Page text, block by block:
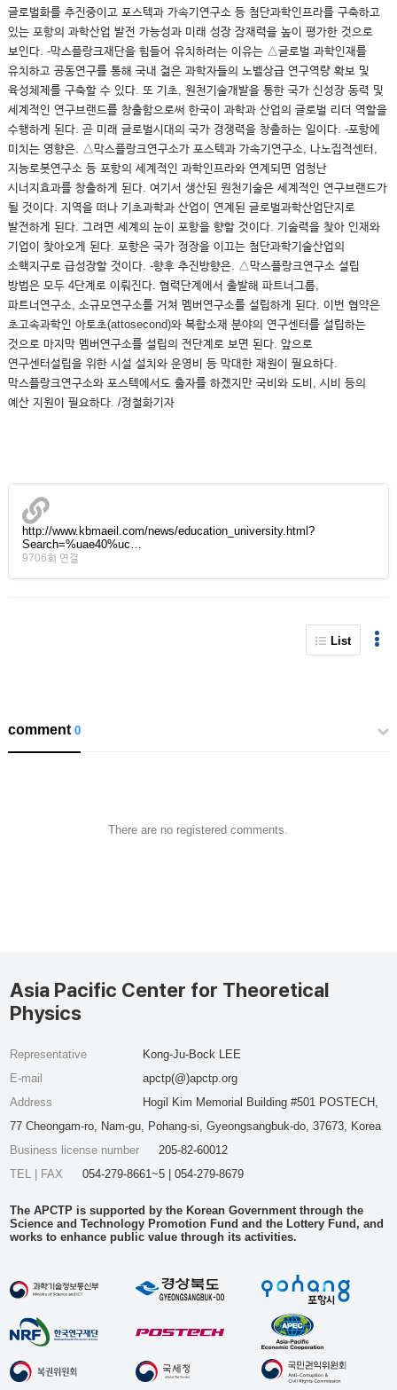
글로벌화를 추진중이고 포스텍과 가속기연구소 등 첨단과학인프라를 구축하고
있는 포항의 과학산업 발전 가능성과 미래 성장 잠재력을 높이 평가한 것으로
보인다. -막스플랑크재단을 힘들어 유치하려는 이유는 △글로벌 과학인재를
유치하고 공동연구를 통해 국내 젊은 과학자들의 노벨상급 연구역량 확보 및
육성체제를 구축할 수 있다. 또 기초, 원천기술개발을 통한 국가 신성장 동력 및
세계적인 연구브랜드를 창출함으로써 한국이 과학과 산업의 글로벌 리더 역할을
수행하게 된다. 곧 미래 글로벌시대의 국가 경쟁력을 창출하는 일이다. -포항에
미치는 영향은. △막스플랑크연구소가 포스텍과 가속기연구소, 나노집적센터,
지능로봇연구소 등 포항의 세계적인 과학인프라와 연계되면 엄청난
시너지효과를 창출하게 된다. 여기서 생산된 원천기술은 세계적인 연구브랜드가
될 것이다. 지역을 떠나 기초과학과 산업이 연계된 글로벌과학산업단지로
발전하게 된다. 그려면 세계의 눈이 포항을 향할 것이다. 기술력을 찾아 인재와
기업이 찾아오게 된다. 포항은 국가 정장을 이끄는 첨단과학기술산업의
소핵지구로 급성장할 것이다. -향후 추진방향은. △막스플랑크연구소 설립
방법은 모두 4단계로 이뤄진다. 협력단계에서 출발해 파트너그룹,
파트너연구소, 소규모연구소를 거쳐 멤버연구소를 설립하게 된다. 이번 협약은
초고속과학인 아토초(attosecond)와 복합소재 분야의 연구센터를 설립하는
것으로 마지막 멤버연구소를 설립의 전단계로 보면 된다. 앞으로
연구센터설립을 위한 시설 설치와 운영비 등 막대한 재원이 필요하다.
막스플랑크연구소와 포스텍에서도 출자를 하겠지만 국비와 도비, 시비 등의
예산 지원이 필요하다. /정철화기자
http://www.kbmaeil.com/news/education_university.html?
Search=%uae40%uc…
9706회 연결
List
comment0
There are no registered comments.
Asia Pacific Center for Theoretical
Physics
Representative
Kong-Ju-Bock LEE
E-mail
apctp(@)apctp.org
Address
Hogil Kim Memorial Building #501 POSTECH,
77 Cheongam-ro, Nam-gu, Pohang-si, Gyeongsangbuk-do, 37673, Korea
Business license number
205-82-60012
TEL | FAX
054-279-8661~5 | 054-279-8679
The APCTP is supported by the Korean Government through the
Science and Technology Promotion Fund and the Lottery Fund, and
works to enhance public value through its activities.